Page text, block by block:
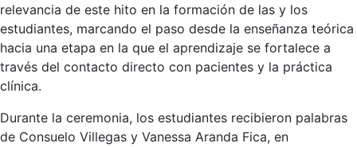
relevancia de este hito en la formación de las y los
estudiantes, marcando el paso desde la enseñanza teórica
hacia una etapa en la que el aprendizaje se fortalece a
través del contacto directo con pacientes y la práctica
clínica.
Durante la ceremonia, los estudiantes recibieron palabras
de Consuelo Villegas y Vanessa Aranda Fica, en